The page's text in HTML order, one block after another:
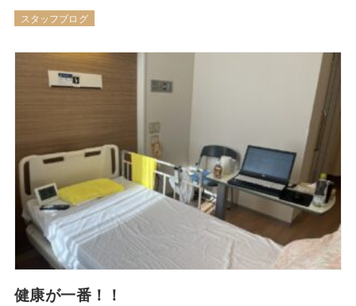
1984年8月開店なので40年以上営業していたとのこと。 私
は地元が松本だったこともあり学生の頃によく足を運びま
店するのではないかと思っていたので…
スタッフブログ
健康が一番！！